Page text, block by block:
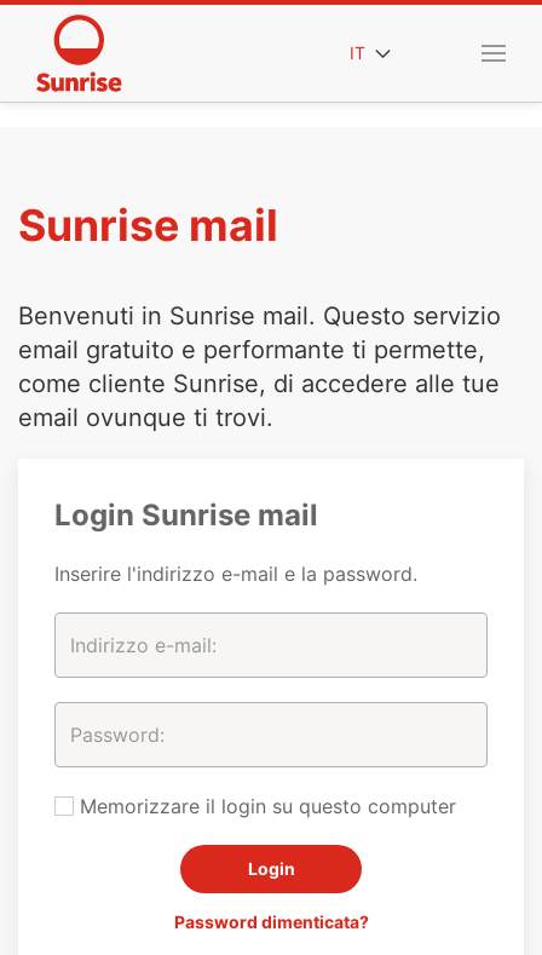
IT
Sunrise mail
Benvenuti in Sunrise mail. Questo servizio
email gratuito e performante ti permette,
come cliente Sunrise, di accedere alle tue
email ovunque ti trovi.
Login Sunrise mail
Inserire l'indirizzo e-mail e la password.
Memorizzare il login su questo computer
Password dimenticata?